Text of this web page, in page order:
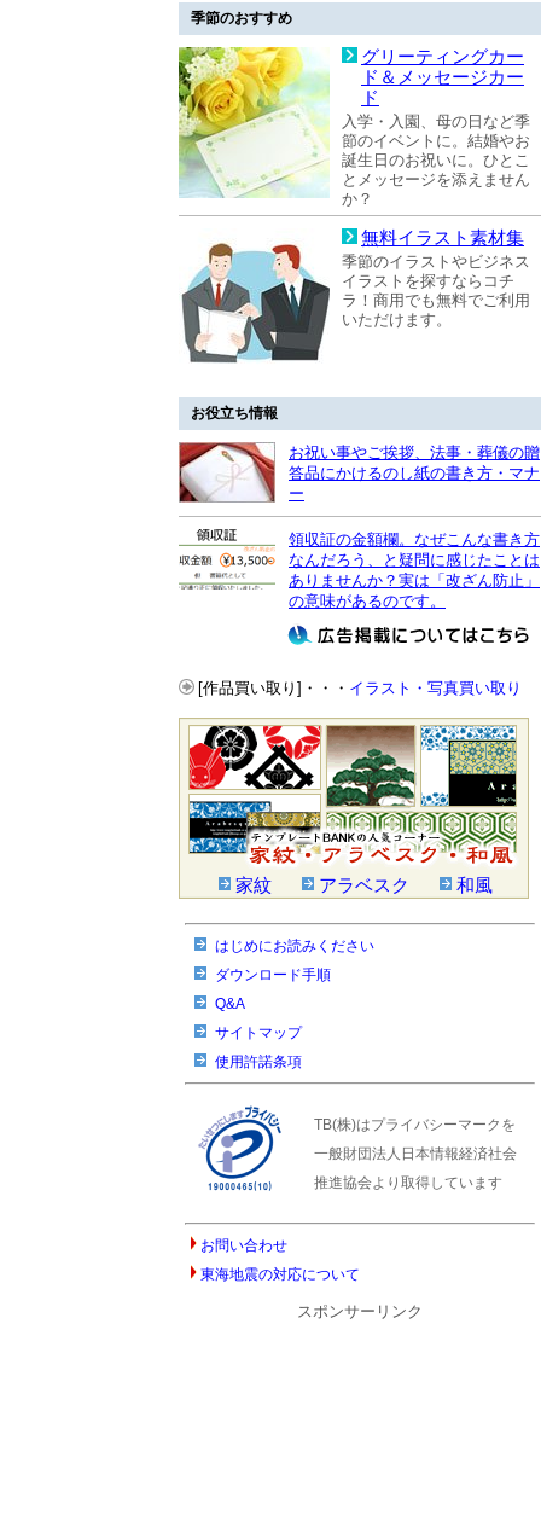
季節のおすすめ
グリーティングカー
ド＆メッセージカー
ド
入学・入園、母の日など季
節のイベントに。結婚やお
誕生日のお祝いに。ひとこ
とメッセージを添えません
か？
無料イラスト素材集
季節のイラストやビジネス
イラストを探すならコチ
ラ！商用でも無料でご利用
いただけます。
お役立ち情報
お祝い事やご挨拶、法事・葬儀の贈
答品にかけるのし紙の書き方・マナ
ー
領収証の金額欄。なぜこんな書き方
なんだろう、と疑問に感じたことは
ありませんか？実は「改ざん防止」
の意味があるのです。
[作品買い取り]・・・ イラスト・写真買い取り
家紋 アラベスク 和風
はじめにお読みください
ダウンロード手順
Q&A
サイトマップ
使用許諾条項
TB(株)はプライバシーマークを
一般財団法人日本情報経済社会
推進協会より取得しています
お問い合わせ
東海地震の対応について
スポンサーリンク